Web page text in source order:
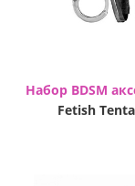
Набор BDSM
Fetish